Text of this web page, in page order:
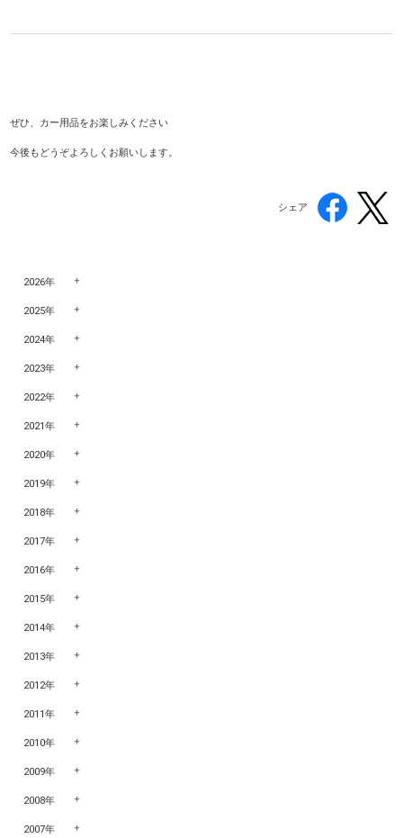
ぜひ、カー用品をお楽しみください
今後もどうぞよろしくお願いします。
シェア
2026年
2025年
2024年
2023年
2022年
2021年
2020年
2019年
2018年
2017年
2016年
2015年
2014年
2013年
2012年
2011年
2010年
2009年
2008年
2007年